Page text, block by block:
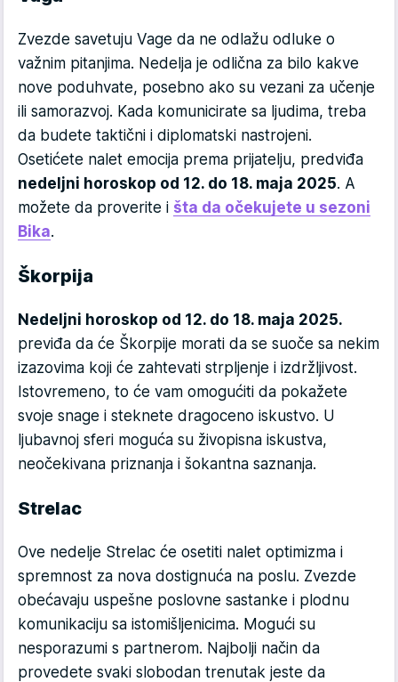
Zvezde savetuju Vage da ne odlažu odluke o
važnim pitanjima. Nedelja je odlična za bilo kakve
nove poduhvate, posebno ako su vezani za učenje
ili samorazvoj. Kada komunicirate sa ljudima, treba
da budete taktični i diplomatski nastrojeni.
Osetićete nalet emocija prema prijatelju, predviđa
nedeljni horoskop od 12. do 18. maja 2025. A
možete da proverite i šta da očekujete u sezoni
Bika.
Škorpija
Nedeljni horoskop od 12. do 18. maja 2025.
previđa da će Škorpije morati da se suoče sa nekim
izazovima koji će zahtevati strpljenje i izdržljivost.
Istovremeno, to će vam omogućiti da pokažete
svoje snage i steknete dragoceno iskustvo. U
ljubavnoj sferi moguća su živopisna iskustva,
neočekivana priznanja i šokantna saznanja.
Strelac
Ove nedelje Strelac će osetiti nalet optimizma i
spremnost za nova dostignuća na poslu. Zvezde
obećavaju uspešne poslovne sastanke i plodnu
komunikaciju sa istomišljenicima. Mogući su
nesporazumi s partnerom. Najbolji način da
provedete svaki slobodan trenutak jeste da